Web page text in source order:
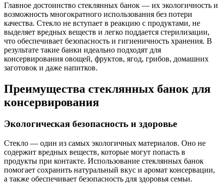
Главное достоинство стеклянных банок — их экологичность и
возможность многократного использования без потери
качества. Стекло не вступает в реакцию с продуктами, не
выделяет вредных веществ и легко поддается стерилизации,
что обеспечивает безопасность и гигиеничность хранения. В
результате такие банки идеально подходят для
консервирования овощей, фруктов, ягод, грибов, домашних
заготовок и даже напитков.
Преимущества стеклянных банок для
консервирования
Экологическая безопасность и здоровье
Стекло — один из самых экологичных материалов. Оно не
содержит вредных веществ, которые могут попасть в
продукты при контакте. Использование стеклянных банок
помогает сохранить натуральный вкус и аромат консервации,
а также обеспечивает безопасность для здоровья семьи.